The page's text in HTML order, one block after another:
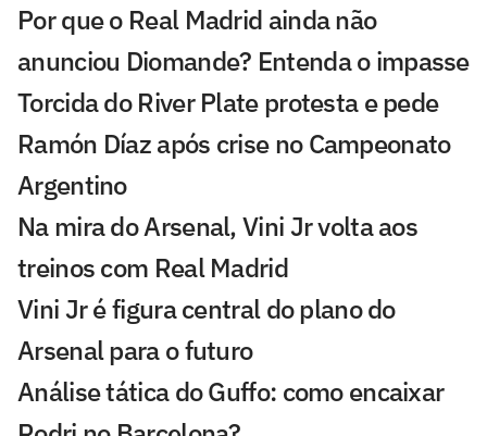
Por que o Real Madrid ainda não
anunciou Diomande? Entenda o impasse
Torcida do River Plate protesta e pede
Ramón Díaz após crise no Campeonato
Argentino
Na mira do Arsenal, Vini Jr volta aos
treinos com Real Madrid
Vini Jr é figura central do plano do
Arsenal para o futuro
Análise tática do Guffo: como encaixar